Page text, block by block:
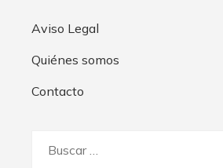
Aviso Legal
Quiénes somos
Contacto